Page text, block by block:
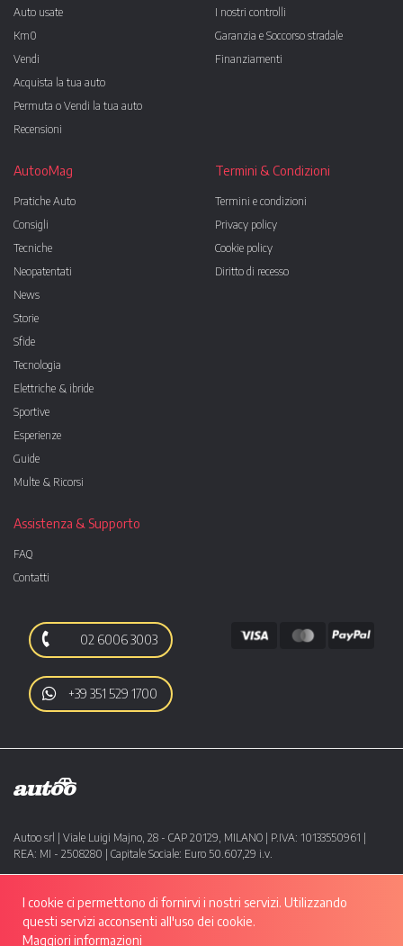
Auto usate
Km0
Vendi
Acquista la tua auto
Permuta o Vendi la tua auto
Recensioni
I nostri controlli
Garanzia e Soccorso stradale
Finanziamenti
AutooMag
Pratiche Auto
Consigli
Tecniche
Neopatentati
News
Storie
Sfide
Tecnologia
Elettriche & ibride
Sportive
Esperienze
Guide
Multe & Ricorsi
Termini & Condizioni
Termini e condizioni
Privacy policy
Cookie policy
Diritto di recesso
Assistenza & Supporto
FAQ
Contatti
02 6006 3003
+39 351 529 1700
Autoo srl | Viale Luigi Majno, 28 - CAP 20129, MILANO | P.IVA: 10133550961 |
REA: MI - 2508280 | Capitale Sociale: Euro 50.607,29 i.v.
I cookie ci permettono di fornirvi i nostri servizi. Utilizzando
questi servizi acconsenti all'uso dei cookie.
Maggiori informazioni